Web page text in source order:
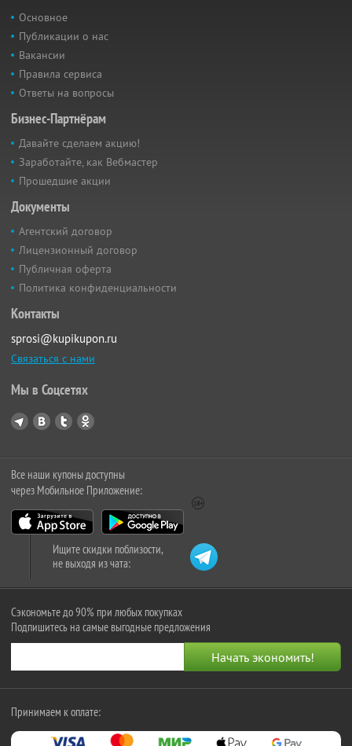
Основное
Публикации о нас
Вакансии
Правила сервиса
Ответы на вопросы
Бизнес-Партнёрам
Давайте сделаем акцию!
Заработайте, как Вебмастер
Прошедшие акции
Документы
Агентский договор
Лицензионный договор
Публичная оферта
Политика конфиденциальности
Контакты
sprosi@kupikupon.ru
Связаться с нами
Мы в Соцсетях
Все наши купоны доступны
через Мобильное Приложение:
Ищите скидки поблизости,
не выходя из чата:
Сэкономьте до 90% при любых покупках
Подпишитесь на самые выгодные предложения
Принимаем к оплате: